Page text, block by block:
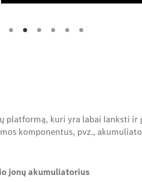
platformą, kuri yra labai lanksti ir
komponentus, pvz.,
jonų akumuliatorius